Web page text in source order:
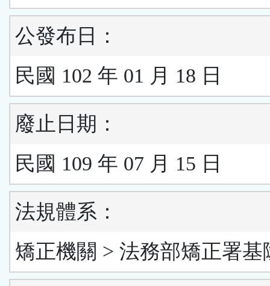
公發布日：
民國 102 年 01 月 18 日
廢止日期：
民國 109 年 07 月 15 日
法規體系：
矯正機關 > 法務部矯正署基